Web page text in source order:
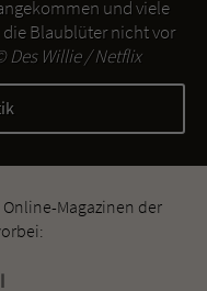
und viele
Blaublüter nicht vor
Des Willie / Netflix
Magazinen der